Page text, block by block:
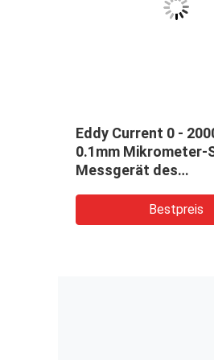
Eddy Current 0 -
0.1mm Mikrometer-
Messgerät des
Messgerät-TG-2000
Bestpreis